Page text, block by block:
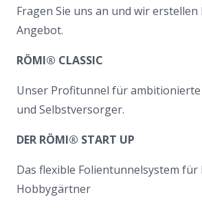
Fragen Sie uns an und wir
Angebot.
RÖMI® CLASSIC
Unser Profitunnel für
und Selbstversorger.
DER RÖMI® START UP
Das flexible Folientunnelsystem für
Hobbygärtner